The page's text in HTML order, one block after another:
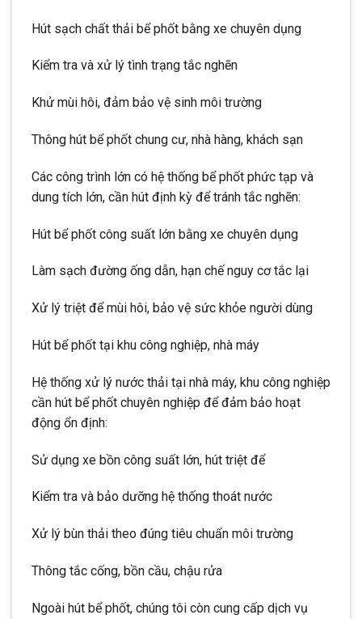
Hút sạch chất thải bể phốt bằng xe chuyên dụng
Kiểm tra và xử lý tình trạng tắc nghẽn
Khử mùi hôi, đảm bảo vệ sinh môi trường
Thông hút bể phốt chung cư, nhà hàng, khách sạn
Các công trình lớn có hệ thống bể phốt phức tạp và
dung tích lớn, cần hút định kỳ để tránh tắc nghẽn:
Hút bể phốt công suất lớn bằng xe chuyên dụng
Làm sạch đường ống dẫn, hạn chế nguy cơ tắc lại
Xử lý triệt để mùi hôi, bảo vệ sức khỏe người dùng
Hút bể phốt tại khu công nghiệp, nhà máy
Hệ thống xử lý nước thải tại nhà máy, khu công nghiệp
cần hút bể phốt chuyên nghiệp để đảm bảo hoạt
động ổn định:
Sử dụng xe bồn công suất lớn, hút triệt để
Kiểm tra và bảo dưỡng hệ thống thoát nước
Xử lý bùn thải theo đúng tiêu chuẩn môi trường
Thông tắc cống, bồn cầu, chậu rửa
Ngoài hút bể phốt, chúng tôi còn cung cấp dịch vụ